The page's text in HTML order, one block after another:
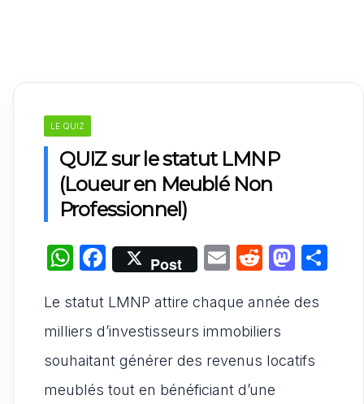
LE QUIZ
QUIZ sur le statut LMNP
(Loueur en Meublé Non
Professionnel)
W
at
s
A
p
F
a
c
e
b
o
Post
E
ai
l
R
d
di
t
M
st
d
Le statut LMNP attire chaque année des
milliers d’investisseurs immobiliers
souhaitant générer des revenus locatifs
meublés tout en bénéficiant d’une